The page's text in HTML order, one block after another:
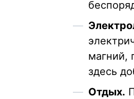
магний,
здесь
Отдых.